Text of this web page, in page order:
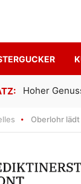
Gemeinsam
Oberlohr